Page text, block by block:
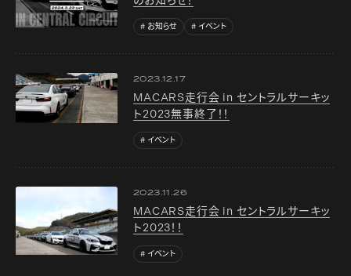
お知らせ イベント
2023.12.17
MACARS走行会 in セントラルサーキッ
ト2023無事終了！！
イベント
2023.11.26
MACARS走行会 in セントラルサーキッ
ト2023！！
イベント